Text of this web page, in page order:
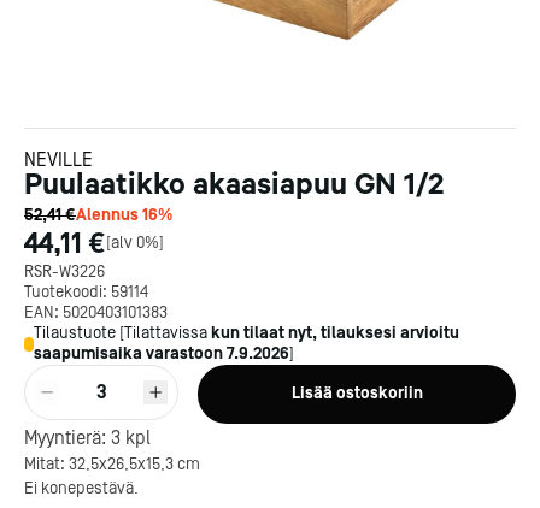
NEVILLE
Puulaatikko akaasiapuu GN 1/2
52,41 €Alennus16%
44,11 €[alv 0%]
RSR-W3226
Tuotekoodi: 59114
EAN: 5020403101383
Tilaustuote [Tilattavissa kun tilaat nyt, tilauksesi arvioitu
saapumisaika varastoon7.9.2026]
3 Lisää ostoskoriin
Myyntierä: 3 kpl
Mitat: 32,5x26,5x15,3 cm
Ei konepestävä.
Kotipizza on vuonna 1987
perustettu yritys, jolla on yli
300 ravintolaa eri puolella
Suomea. Dieta on tehnyt